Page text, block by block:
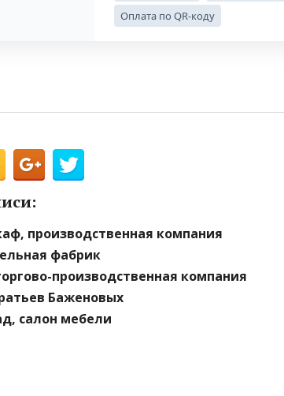
Оплата по QR-коду
производственная компания
фабрик
производственная компания
Баженовых
салон мебели